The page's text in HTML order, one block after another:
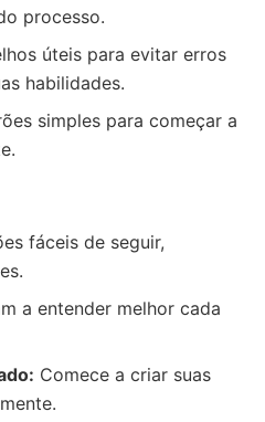
processo.
úteis para evitar erros
habilidades.
simples para começar a
fáceis de seguir,
a entender melhor cada
Comece a criar suas